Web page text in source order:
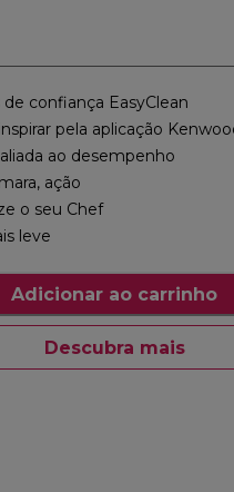
de confiança EasyClean
pela aplicação
ao desempenho
ação
o seu Chef
leve
Adicionar ao carrinho
Descubra mais